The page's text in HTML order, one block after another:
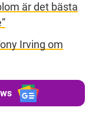
är det bästa
Irving om